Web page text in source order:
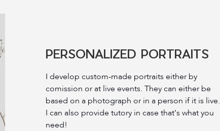
PERSONALIZED PORTRAITS
I develop custom-made portraits either by
comission or at live events. They can either be
based on a photograph or in a person if it is live.
I can also provide tutory in case that's what you
need!